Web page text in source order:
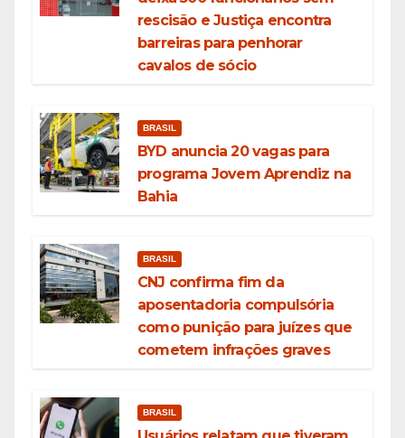
rescisão e Justiça encontra
barreiras para penhorar
cavalos de sócio
BRASIL
BYD anuncia 20 vagas para
programa Jovem Aprendiz na
Bahia
BRASIL
CNJ confirma fim da
aposentadoria compulsória
como punição para juízes que
cometem infrações graves
BRASIL